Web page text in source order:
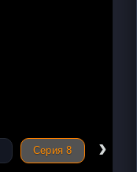
Серия 8 ›